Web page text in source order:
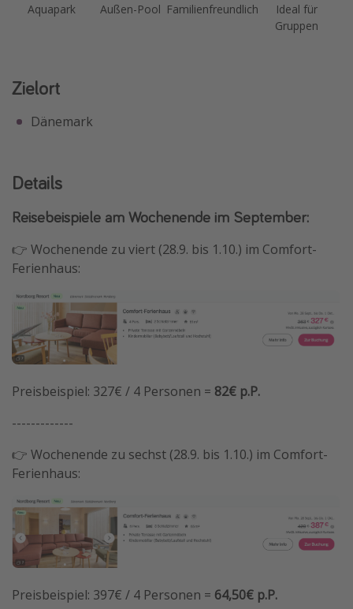
Aquapark Außen-Pool Familienfreundlich
Ideal für
Gruppen
Zielort
Dänemark
Details
Reisebeispiele am Wochenende im September:
👉 Wochenende zu viert (28.9. bis 1.10.) im Comfort-
Ferienhaus:
Preisbeispiel: 327€ / 4 Personen = 82€ p.P.
-------------
👉 Wochenende zu sechst (28.9. bis 1.10.) im Comfort-
Ferienhaus:
Preisbeispiel: 397€ / 4 Personen = 64,50€ p.P.